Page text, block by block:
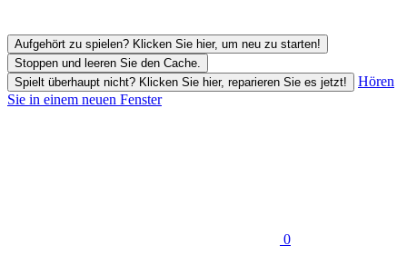
Aufgehört zu spielen? Klicken Sie hier, um neu zu starten!
Stoppen und leeren Sie den Cache.
Spielt überhaupt nicht? Klicken Sie hier, reparieren Sie es jetzt!
Hören
Sie in einem neuen Fenster
0